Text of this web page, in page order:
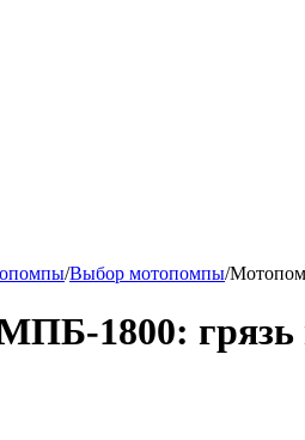
/Выбор мотопомпы/
1800: грязь